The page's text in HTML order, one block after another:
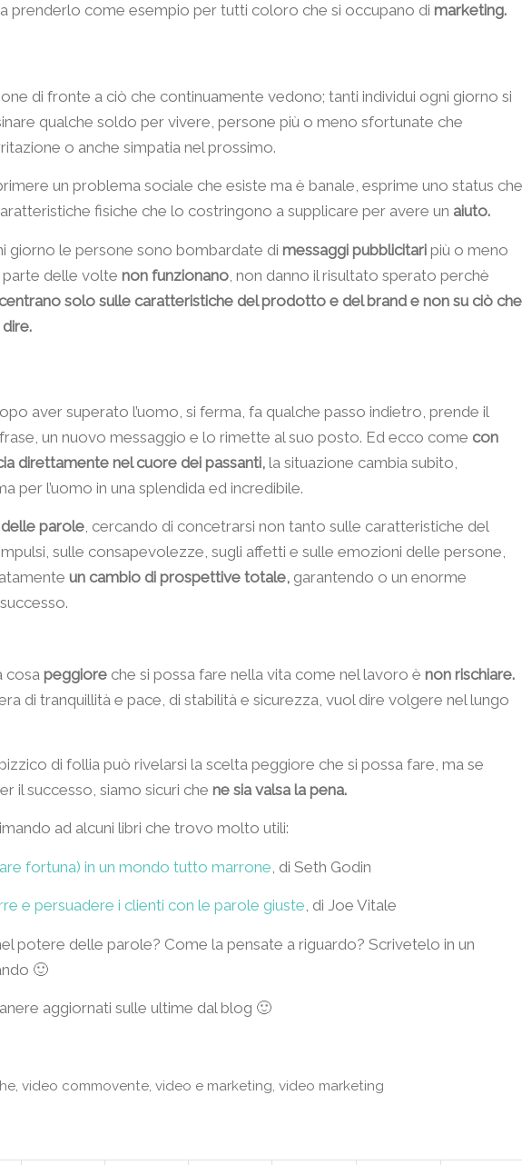
prenderlo come esempio per tutti coloro che si occupano di marketing.
di fronte a ciò che continuamente vedono; tanti individui ogni giorno si
qualche soldo per vivere, persone più o meno sfortunate che
o anche simpatia nel prossimo.
un problema sociale che esiste ma è banale, esprime uno status che
fisiche che lo costringono a supplicare per avere un aiuto.
giorno le persone sono bombardate di messaggi pubblicitari più o meno
parte delle volte non funzionano , non danno il risultato sperato perchè
solo sulle caratteristiche del prodotto e del brand e non su ciò che
aver superato l’uomo, si ferma, fa qualche passo indietro, prende il
un nuovo messaggio e lo rimette al suo posto. Ed ecco come con
direttamente nel cuore dei passanti, la situazione cambia subito,
per l’uomo in una splendida ed incredibile.
delle parole, cercando di concetrarsi non tanto sulle caratteristiche del
sulle consapevolezze, sugli affetti e sulle emozioni delle persone,
un cambio di prospettive totale, garantendo o un enorme
cosapeggiore che si possa fare nella vita come nel lavoro è non rischiare.
di tranquillità e pace, di stabilità e sicurezza, vuol dire volgere nel lungo
di follia può rivelarsi la scelta peggiore che si possa fare, ma se
il successo, siamo sicuri che ne sia valsa la pena.
ad alcuni libri che trovo molto utili:
fortuna) in un mondo tutto marrone , di Seth Godin
e persuadere i clienti con le parole giuste, di Joe Vitale
potere delle parole? Come la pensate a riguardo? Scrivetelo in un
🙂
aggiornati sulle ultime dal blog 🙂
, video commovente, video e marketing, video marketing